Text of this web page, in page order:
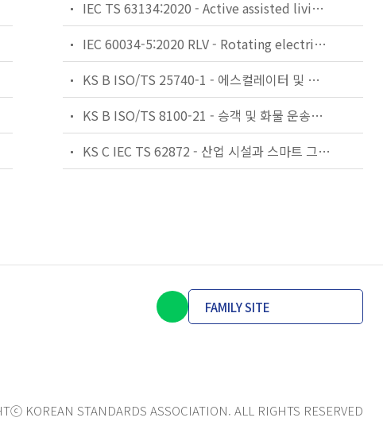
IEC TS 63134:2020 - Active assisted living (AAL) use cases
IEC 60034-5:2020 RLV - Rotating electrical machines - Part 5: Degrees of protection provided by the integral design of rotating electrical machines (IP code) - Classification
KS B ISO/TS 25740-1 - 에스컬레이터 및 무빙워크에 대한 안전요건 — 제1부: 세계공통 필수 안전요건(GESRs)
KS B ISO/TS 8100-21 - 승객 및 화물 운송용 엘리베이터 —제21부: 세계공통 필수안전요건(GESRs)을 충족하는 세계공통 안전 파라미터(GSPs)
KS C IEC TS 62872 - 산업 시설과 스마트 그리드 사이의 산업 공정 측정, 제어 및 자동화 시스템 인터페이스
FAMILY SITE
KOREAN STANDARDS ASSOCIATION. ALL RIGHTS RESERVED